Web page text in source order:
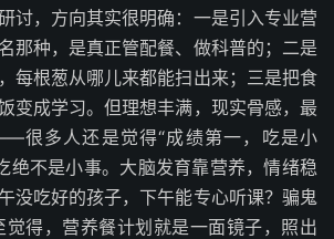
讨，方向其实很明确：一是引入专业营
那种，是真正管配餐、做科普的；二是
每根葱从哪儿来都能扫出来；三是把食
变成学习。但理想丰满，现实骨感，最
很多人还是觉得“成绩第一，吃是小
绝不是小事。大脑发育靠营养，情绪稳
没吃好的孩子，下午能专心听课？骗鬼
得，营养餐计划就是一面镜子，照出